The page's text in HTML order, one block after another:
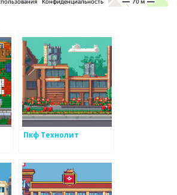
Пкф Технолит